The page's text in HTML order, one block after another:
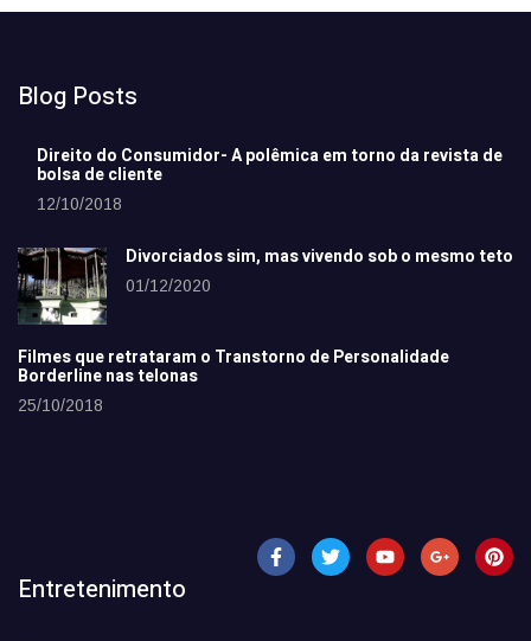
Blog Posts
Direito do Consumidor- A polêmica em torno da revista de
bolsa de cliente
12/10/2018
Divorciados sim, mas vivendo sob o mesmo teto
01/12/2020
Filmes que retrataram o Transtorno de Personalidade
Borderline nas telonas
25/10/2018
Entretenimento